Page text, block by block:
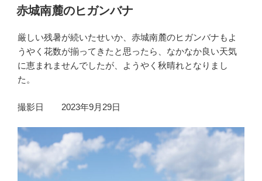
稿
日:
赤城南麓のヒガンバナ
厳しい残暑が続いたせいか、赤城南麓のヒガンバナもよ
うやく花数が揃ってきたと思ったら、なかなか良い天気
に恵まれませんでしたが、ようやく秋晴れとなりまし
た。
撮影日 2023年9月29日